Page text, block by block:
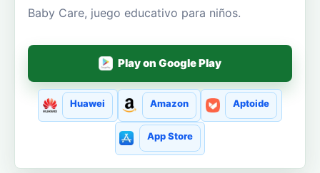
Baby Care, juego educativo para niños.
Play on Google Play
Huawei Amazon Aptoide
App Store